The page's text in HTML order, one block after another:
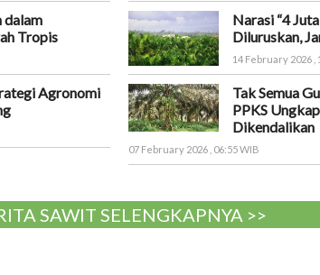
dalam
Tropis
Agronomi
Narasi “4
Diluruskan,
14 February 2026 ,
Tak Semua
PPKS
Dikendalikan
07 February 2026 , 06:55 WIB
SAWIT SELENGKAPNYA >>